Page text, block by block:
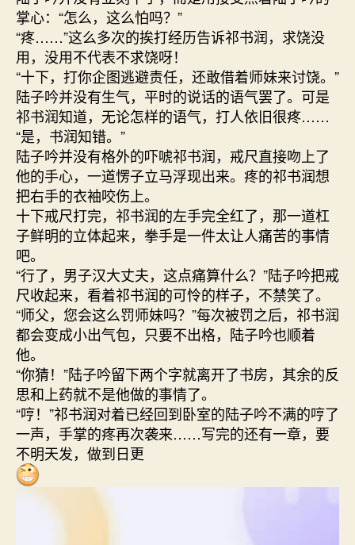
掌心：“怎么，这么怕吗？”
“疼……”这么多次的挨打经历告诉祁书润，求饶没
用，没用不代表不求饶呀！
“十下，打你企图逃避责任，还敢借着师妹来讨饶。”
陆子吟并没有生气，平时的说话的语气罢了。可是
祁书润知道，无论怎样的语气，打人依旧很疼……
“是，书润知错。”
陆子吟并没有格外的吓唬祁书润，戒尺直接吻上了
他的手心，一道愣子立马浮现出来。疼的祁书润想
把右手的衣袖咬伤上。
十下戒尺打完，祁书润的左手完全红了，那一道杠
子鲜明的立体起来，拳手是一件太让人痛苦的事情
吧。
“行了，男子汉大丈夫，这点痛算什么？”陆子吟把戒
尺收起来，看着祁书润的可怜的样子，不禁笑了。
“师父，您会这么罚师妹吗？”每次被罚之后，祁书润
都会变成小出气包，只要不出格，陆子吟也顺着
他。
“你猜！”陆子吟留下两个字就离开了书房，其余的反
思和上药就不是他做的事情了。
“哼！”祁书润对着已经回到卧室的陆子吟不满的哼了
一声，手掌的疼再次袭来……写完的还有一章，要
不明天发，做到日更